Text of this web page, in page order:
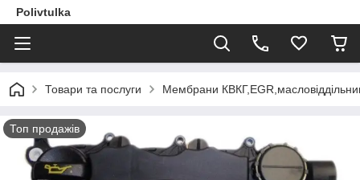
Polivtulka
Товари та послуги Мембрани
Топ продажів